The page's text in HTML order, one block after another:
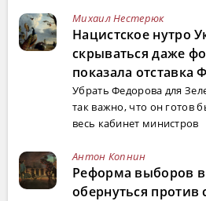
Михаил Нестерюк
Нацистское нутро
скрываться даже
показала отставка
Убрать Федорова для
так важно, что он готов
весь кабинет министров
Антон Копнин
Реформа выборов
обернуться